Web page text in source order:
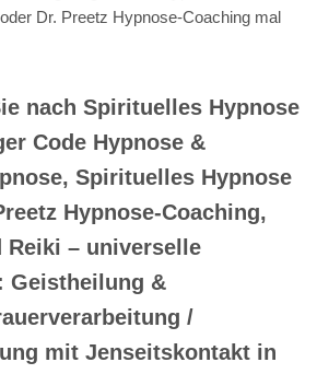
Dr. Preetz Hypnose-Coaching mal
nach Spirituelles Hypnose
Code Hypnose &
Spirituelles Hypnose
Hypnose-Coaching,
Reiki – universelle
Geistheilung &
/
mit Jenseitskontakt in